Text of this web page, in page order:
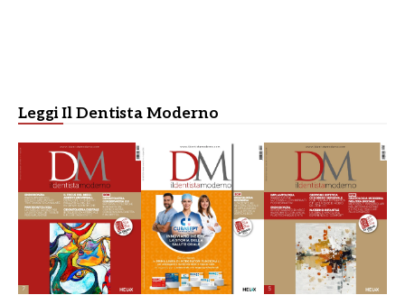
Leggi Il Dentista Moderno